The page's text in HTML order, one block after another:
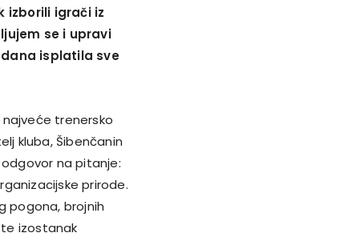
izborili igrači iz
se i upravi
isplatila sve
trenersko
kluba, Šibenčanin
na pitanje:
prirode.
pogona, brojnih
izostanak